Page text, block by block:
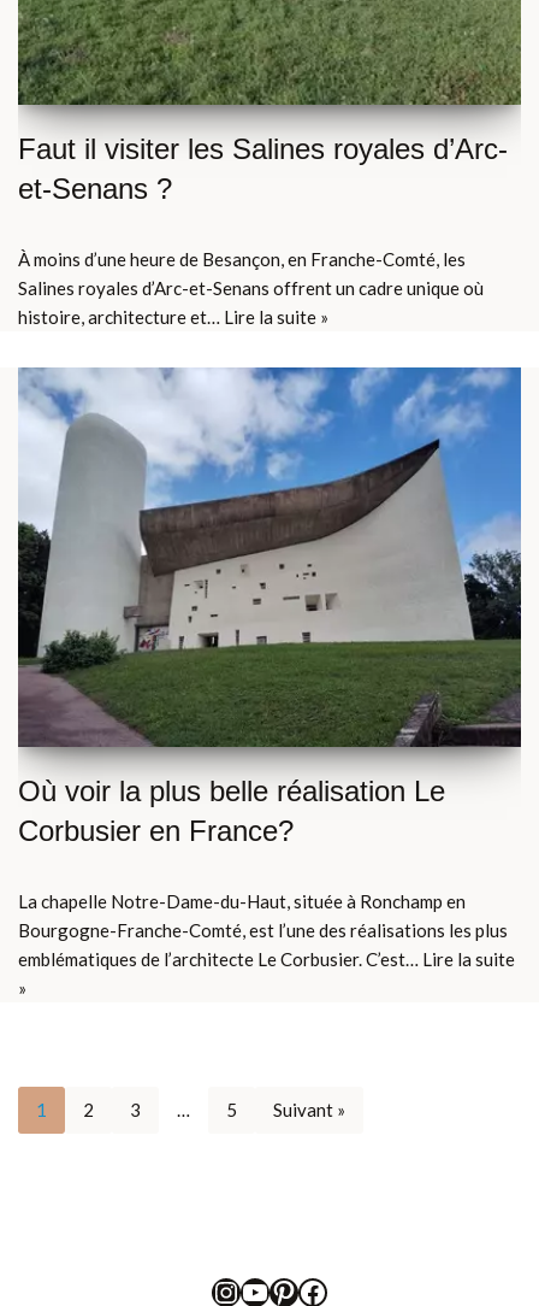
Faut il visiter les Salines royales d’Arc-
et-Senans ?
À moins d’une heure de Besançon, en Franche-Comté, les
Salines royales d’Arc-et-Senans offrent un cadre unique où
histoire, architecture et… Lire la suite »
Où voir la plus belle réalisation Le
Corbusier en France?
La chapelle Notre-Dame-du-Haut, située à Ronchamp en
Bourgogne-Franche-Comté, est l’une des réalisations les plus
emblématiques de l’architecte Le Corbusier. C’est… Lire la suite
»
1 2 3 … 5 Suivant »